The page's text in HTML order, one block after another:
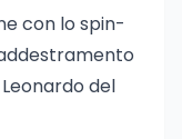
con lo spin-
del